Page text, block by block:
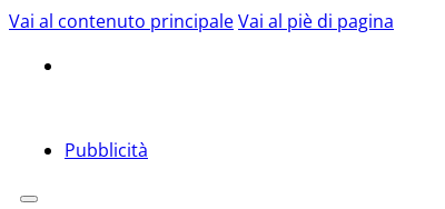
Vai al contenuto principaleVai al piè di pagina
Pubblicità